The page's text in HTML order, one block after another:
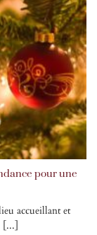
pour une
accueillant et